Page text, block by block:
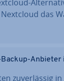
das
Anbieter
zu­ver­läs­sig